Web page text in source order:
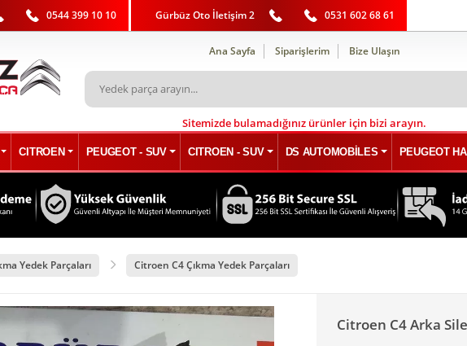
0544 399 10 10 Gürbüz Oto İletişim 2 0531 602 68 61
Ana Sayfa Siparişlerim Bize Ulaşın
Sitemizde bulamadığınız ürünler için bizi arayın.
CITROEN PEUGEOT - SUV CITROEN - SUV DS AUTOMOBİLES PEUGEOT
Yedek Parçaları Citroen C4 Çıkma Yedek Parçaları
Citroen C4 Arka